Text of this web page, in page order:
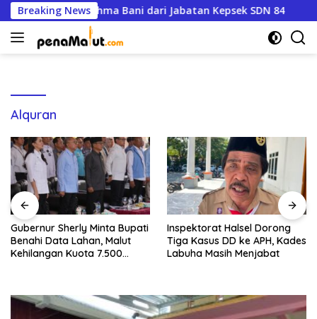
Langsung
ke
konten
Breaking News
Copot Rahma Bani dari Jabatan Kepsek SDN 84
Alquran
Gubernur Sherly Minta Bupati
Benahi Data Lahan, Malut
Kehilangan Kuota 7.500
Inspektorat Halsel Dorong
Tiga Kasus DD ke APH, Kades
Labuha Masih Menjabat